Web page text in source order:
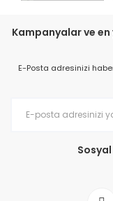
Kampanyalar ve
E-Posta adresinizi